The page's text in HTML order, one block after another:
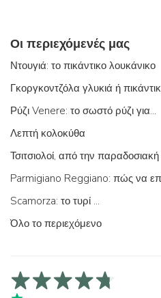
Οι περιεχόμενές μας
Ντουγιά: το πικάντικο λουκάνικο
Γκοργκοντζόλα γλυκιά ή
Ρύζι Venere: το σωστό ρύζι για...
Λεπτή κολοκύθα
Τσιτσιολοί, από την
Scamorza: το τυρί ...
Όλο το περιεχόμενο